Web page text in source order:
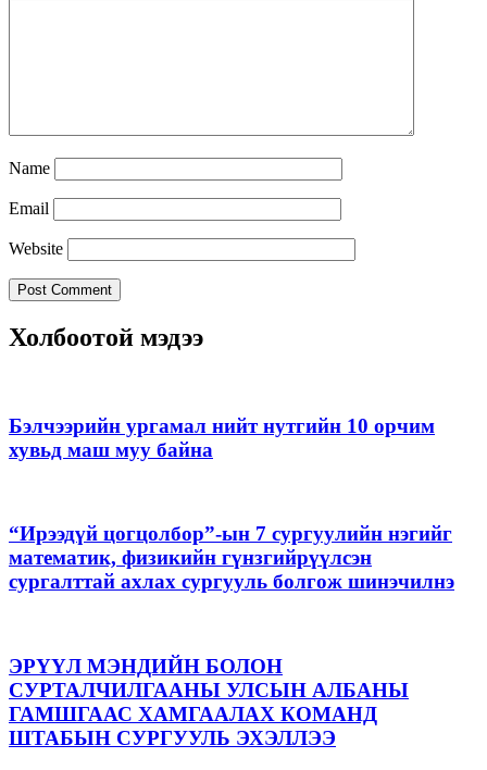
Name
Email
Website
Холбоотой мэдээ
Бэлчээрийн ургамал нийт нутгийн 10 орчим
хувьд маш муу байна
“Ирээдүй цогцолбор”-ын 7 сургуулийн нэгийг
математик, физикийн гүнзгийрүүлсэн
сургалттай ахлах сургууль болгож шинэчилнэ
ЭРҮҮЛ МЭНДИЙН БОЛОН
СУРТАЛЧИЛГААНЫ УЛСЫН АЛБАНЫ
ГАМШГААС ХАМГААЛАХ КОМАНД
ШТАБЫН СУРГУУЛЬ ЭХЭЛЛЭЭ